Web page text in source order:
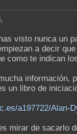
visto nunca un
a decir
como te indican
información,
un libro de
a197722/Alan-
mirar de sacarlo